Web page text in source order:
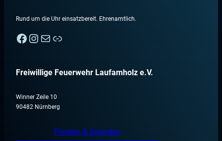
Rund um die Uhr einsatzbereit. Ehrenamtlich.
Facebook Instagram E-Mail Nebenan
Freiwillige Feuerwehr Laufamholz e.V.
Winner Zeile 10
90482 Nürnberg
Fördern & Spenden